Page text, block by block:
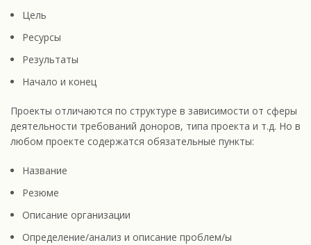
Цель
Ресурсы
Результаты
Начало и конец
Проекты отличаются по структуре в зависимости от сферы
деятельности требований доноров, типа проекта и т.д. Но в
любом проекте содержатся обязательные пункты:
Название
Резюме
Описание организации
Определение/анализ и описание проблем/ы